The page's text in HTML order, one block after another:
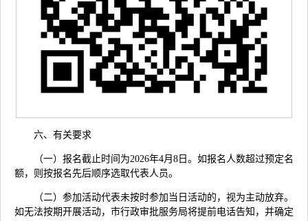
六、有关要求
（一）报名截止时间为2026年4月8日。如报名人数超过预定名
额，则按报名先后顺序选取代表人员。
（二）参加活动代表未按时参加当日活动的，视为主动放弃。
如无法按期开展活动，市行政审批服务局将提前电话告知，并确定